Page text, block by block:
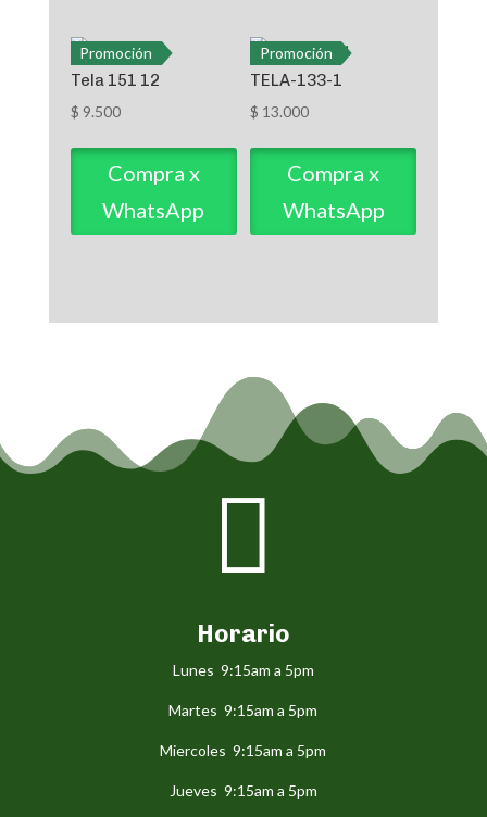
Promoción
Tela 151 12
$ 9.500
Compra x
WhatsApp
Promoción
TELA-133-1
$ 13.000
Compra x
WhatsApp

Horario
Lunes 9:15am a 5pm
Martes 9:15am a 5pm
Miercoles 9:15am a 5pm
Jueves 9:15am a 5pm